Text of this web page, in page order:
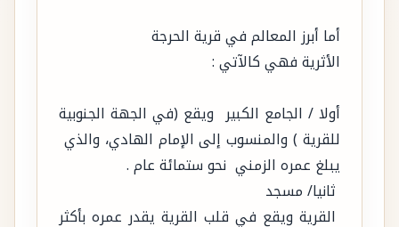
أما أبرز المعالم في قرية الحرجة
الأثرية فهي كالآتي :
أولا / الجامع الكبير ويقع (في الجهة الجنوبية
للقرية ) والمنسوب إلى الإمام الهادي، والذي
يبلغ عمره الزمني نحو ستمائة عام .
ثانيا/ مسجد
القرية ويقع في قلب القرية يقدر عمره بأكثر